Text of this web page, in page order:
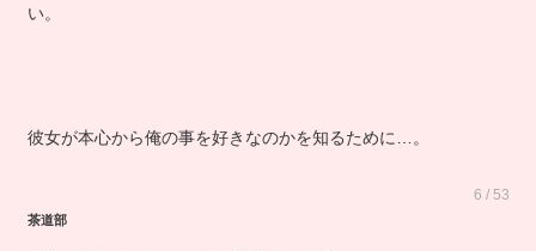
い。
彼女が本心から俺の事を好きなのかを知るために…。
6 / 53
茶道部